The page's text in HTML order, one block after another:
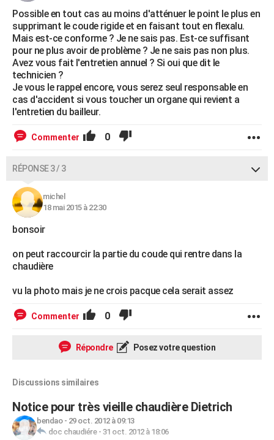
Possible en tout cas au moins d'atténuer le point le plus en
supprimant le coude rigide et en faisant tout en flexalu.
Mais est-ce conforme ? Je ne sais pas. Est-ce suffisant
pour ne plus avoir de problème ? Je ne sais pas non plus.
Avez vous fait l'entretien annuel ? Si oui que dit le
technicien ?
Je vous le rappel encore, vous serez seul responsable en
cas d'accident si vous toucher un organe qui revient a
l'entretien du bailleur.
Commenter 0
RÉPONSE 3 / 3
michel
18 mai 2015 à 22:30
bonsoir
on peut raccourcir la partie du coude qui rentre dans la
chaudière
vu la photo mais je ne crois pacque cela serait assez
Commenter 0
Répondre Posez votre question
Discussions similaires
Notice pour très vieille chaudière Dietrich
bendao- 29 oct. 2012 à 09:13
doc chaudiére- 31 oct. 2012 à 18:06